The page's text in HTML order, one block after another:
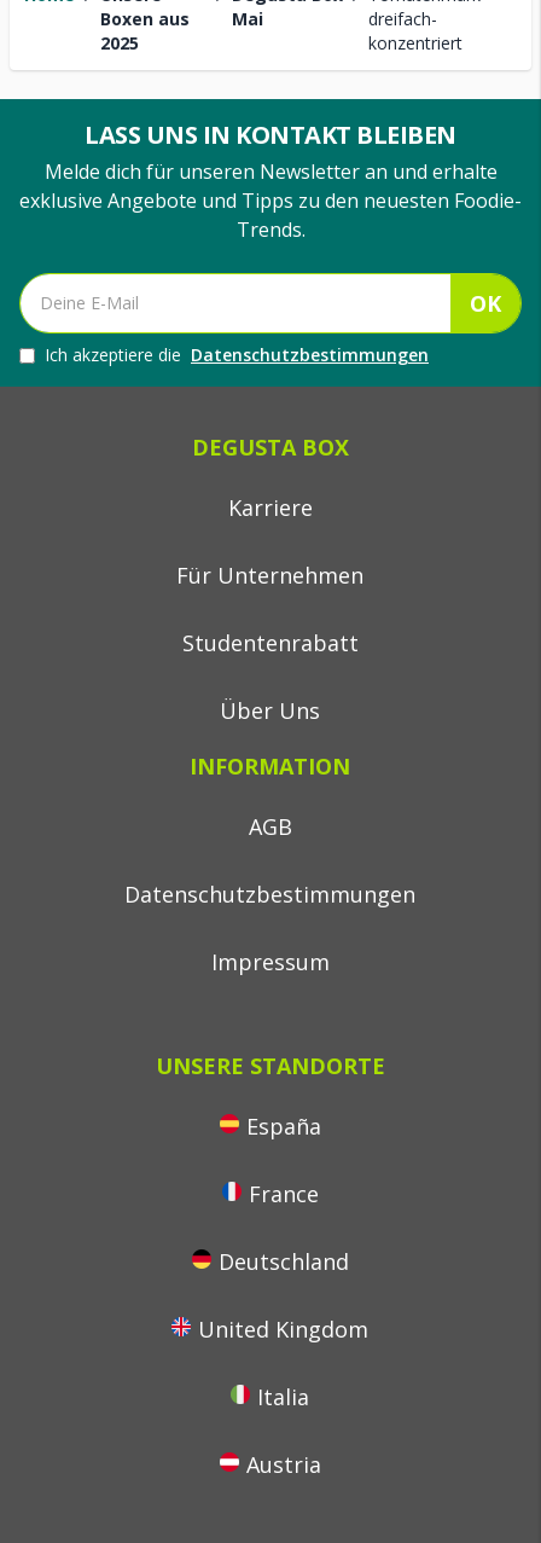
Boxen aus
2025
Mai
dreifach-
konzentriert
LASS UNS IN KONTAKT BLEIBEN
Melde dich für unseren Newsletter an und erhalte
exklusive Angebote und Tipps zu den neuesten Foodie-
Trends.
OK
Ich akzeptiere die Datenschutzbestimmungen
DEGUSTA BOX
Karriere
Für Unternehmen
Studentenrabatt
Über Uns
INFORMATION
AGB
Datenschutzbestimmungen
Impressum
UNSERE STANDORTE
España
France
Deutschland
United Kingdom
Italia
Austria